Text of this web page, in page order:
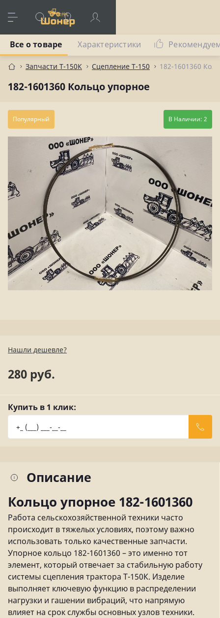
Запчасти Т-150К Сцепление Т-150 182-1601360
182-1601360 Кольцо упорное
Все о товаре Характеристики
Популярный В Наличии: 2
Нашли дешевле?
280 руб.
Купить в 1 клик:
Описание
Кольцо упорное 182-1601360
Работа сельскохозяйственной техники часто
происходит в тяжелых условиях, поэтому важно
использовать только качественные запчасти.
Упорное кольцо 182-1601360 – это именно тот
элемент, который отвечает за стабильную работу
системы сцепления трактора Т-150К. Изделие
выполняет ключевую функцию в распределении
нагрузки и гашении вибраций, что напрямую
влияет на срок службы основных узлов техники.